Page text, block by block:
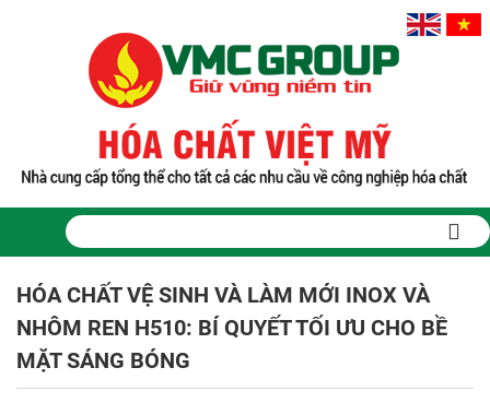
HÓA CHẤT VỆ SINH VÀ LÀM MỚI INOX VÀ
NHÔM REN H510: BÍ QUYẾT TỐI ƯU CHO BỀ
MẶT SÁNG BÓNG